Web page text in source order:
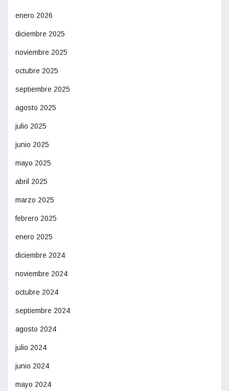
enero 2026
diciembre 2025
noviembre 2025
octubre 2025
septiembre 2025
agosto 2025
julio 2025
junio 2025
mayo 2025
abril 2025
marzo 2025
febrero 2025
enero 2025
diciembre 2024
noviembre 2024
octubre 2024
septiembre 2024
agosto 2024
julio 2024
junio 2024
mayo 2024